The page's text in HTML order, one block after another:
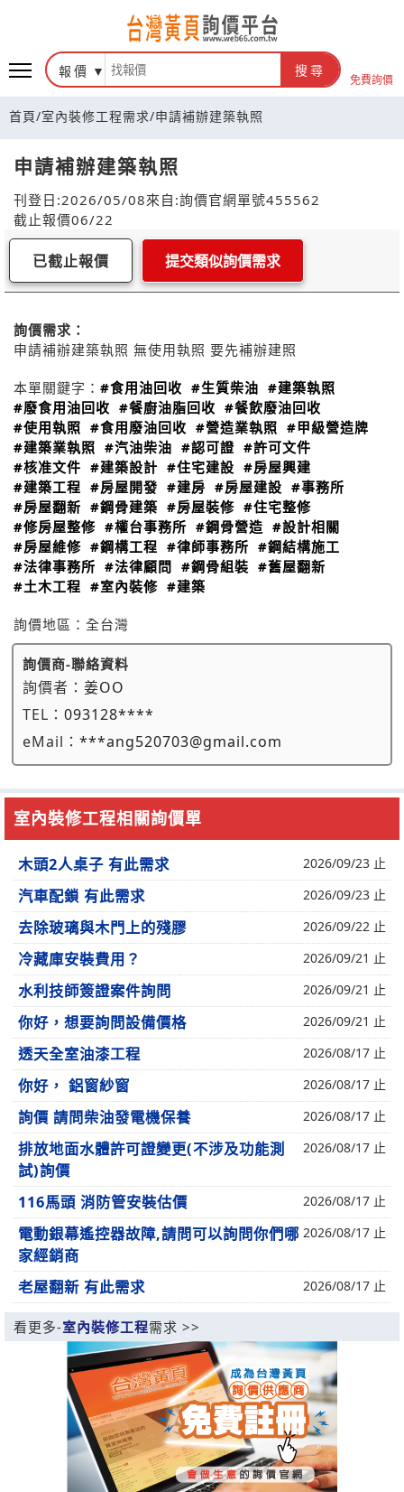
報價 搜尋
免費詢價
首頁/室內裝修工程需求/申請補辦建築執照
申請補辦建築執照
刊登日:2026/05/08來自:詢價官網單號455562
截止報價06/22
已截止報價 提交類似詢價需求
詢價需求：
申請補辦建築執照 無使用執照 要先補辦建照
本單關鍵字： #食用油回收 #生質柴油 #建築執照
#廢食用油回收 #餐廚油脂回收 #餐飲廢油回收
#使用執照 #食用廢油回收 #營造業執照 #甲級營造牌
#建築業執照 #汽油柴油 #認可證 #許可文件
#核准文件 #建築設計 #住宅建設 #房屋興建
#建築工程 #房屋開發 #建房 #房屋建設 #事務所
#房屋翻新 #鋼骨建築 #房屋裝修 #住宅整修
#修房屋整修 #權台事務所 #鋼骨營造 #設計相關
#房屋維修 #鋼構工程 #律師事務所 #鋼結構施工
#法律事務所 #法律顧問 #鋼骨組裝 #舊屋翻新
#土木工程 #室內裝修 #建築
詢價地區： 全台灣
詢價商-聯絡資料
詢價者： 姜OO
TEL： 093128****
eMail： ***ang520703@gmail.com
室內裝修工程相關詢價單
木頭2人桌子 有此需求 2026/09/23 止
汽車配鎖 有此需求 2026/09/23 止
去除玻璃與木門上的殘膠 2026/09/22 止
冷藏庫安裝費用？ 2026/09/21 止
水利技師簽證案件詢問 2026/09/21 止
你好，想要詢問設備價格 2026/09/21 止
透天全室油漆工程 2026/08/17 止
你好， 鋁窗紗窗 2026/08/17 止
詢價 請問柴油發電機保養 2026/08/17 止
排放地面水體許可證變更(不涉及功能測
試)詢價
2026/08/17 止
116馬頭 消防管安裝估價 2026/08/17 止
電動銀幕遙控器故障,請問可以詢問你們哪
家經銷商
2026/08/17 止
老屋翻新 有此需求 2026/08/17 止
看更多-室內裝修工程需求 >>